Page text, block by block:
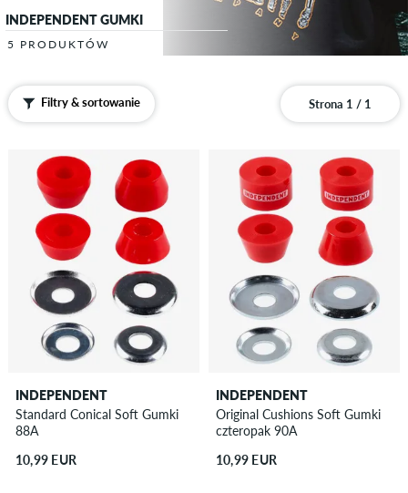
INDEPENDENT GUMKI
5 PRODUKTÓW
Filtry & sortowanie Strona 1 / 1
INDEPENDENT
Standard Conical Soft Gumki
88A
10,99 EUR
INDEPENDENT
Original Cushions Soft Gumki
czteropak 90A
10,99 EUR